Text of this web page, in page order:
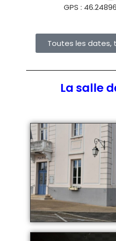
GPS :
Toutes les dates,
La salle